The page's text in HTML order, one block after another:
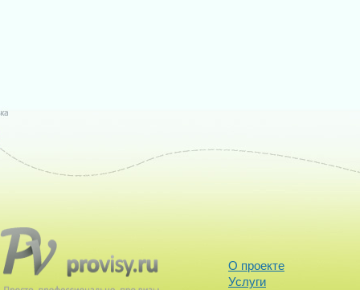
О проекте
Услуги